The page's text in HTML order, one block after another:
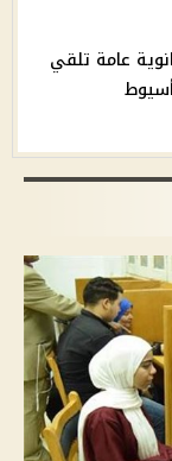
عامة تلقي